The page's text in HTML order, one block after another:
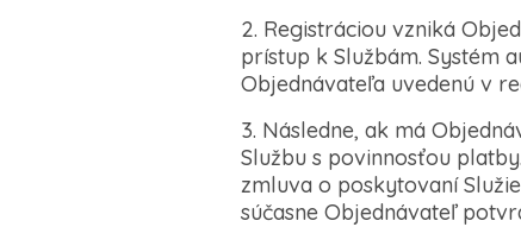
2. Registráciou vzniká
prístup k Službám. Systém
Objednávateľa uvedenú v
3. Následne, ak má
Službu s povinnosťou
zmluva o poskytovaní
súčasne Objednávateľ